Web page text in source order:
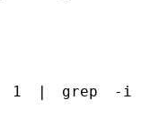
1 | grep -i